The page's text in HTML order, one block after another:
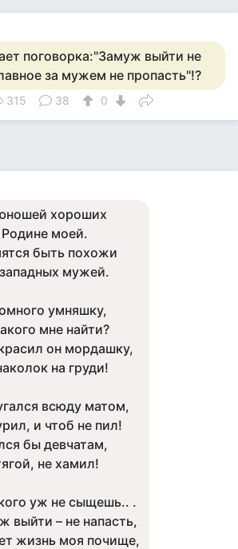
поговорка:"Замуж выйти не
за мужем не пропасть"!?
315 38 0
хороших
моей.
быть похожи
мужей.
умняшку,
мне найти?
он мордашку,
на груди!
всюду матом,
и чтоб не пил!
бы девчатам,
не хамил!
уж не сыщешь.. .
выйти – не напасть,
жизнь моя почище,